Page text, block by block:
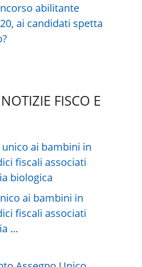
abilitante
ai candidati spetta
FISCO E
ai bambini in
fiscali associati
…